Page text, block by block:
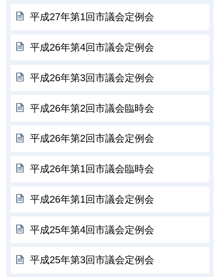
平成27年第1回市議会定例会
平成26年第4回市議会定例会
平成26年第3回市議会定例会
平成26年第2回市議会臨時会
平成26年第2回市議会定例会
平成26年第1回市議会臨時会
平成26年第1回市議会定例会
平成25年第4回市議会定例会
平成25年第3回市議会定例会